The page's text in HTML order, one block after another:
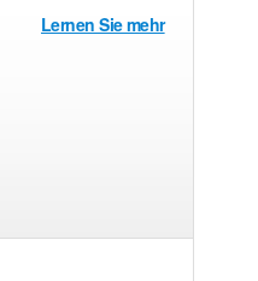
Lernen Sie mehr